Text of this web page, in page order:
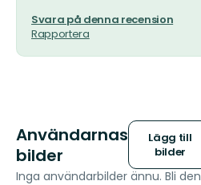
Svara på denna recension
Rapportera
Användarnas
bilder
Lägg till
bilder
Inga användarbilder ännu. Bli den